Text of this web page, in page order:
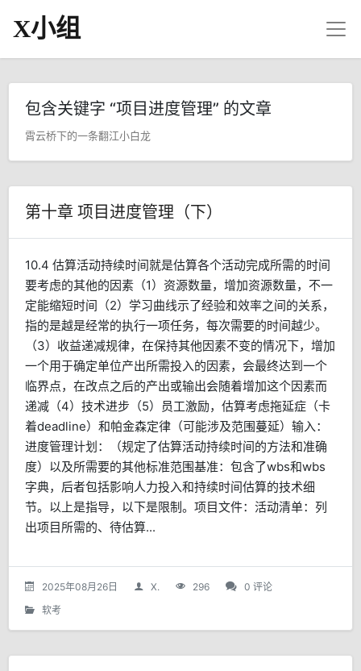
X小组
包含关键字 “项目进度管理” 的文章
霄云桥下的一条翻江小白龙
第十章 项目进度管理（下）
10.4 估算活动持续时间就是估算各个活动完成所需的时间
要考虑的其他的因素（1）资源数量，增加资源数量，不一
定能缩短时间（2）学习曲线示了经验和效率之间的关系，
指的是越是经常的执行一项任务，每次需要的时间越少。
（3）收益递减规律，在保持其他因素不变的情况下，增加
一个用于确定单位产出所需投入的因素，会最终达到一个
临界点，在改点之后的产出或输出会随着增加这个因素而
递减（4）技术进步（5）员工激励，估算考虑拖延症（卡
着deadline）和帕金森定律（可能涉及范围蔓延）输入：
进度管理计划：（规定了估算活动持续时间的方法和准确
度）以及所需要的其他标准范围基准：包含了wbs和wbs
字典，后者包括影响人力投入和持续时间估算的技术细
节。以上是指导，以下是限制。项目文件：活动清单：列
出项目所需的、待估算...
2025年08月26日 X. 296
0 评论
软考